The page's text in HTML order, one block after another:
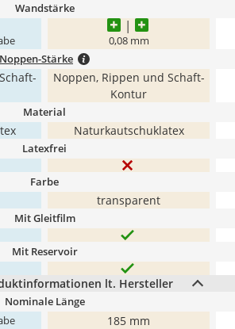
Wandstärke
0,08 mm
Noppen-Stärke
Noppen, Rippen und Schaft-
Kontur
Material
Naturkautschuklatex
Latexfrei
Farbe
transparent
Mit Gleitfilm
Mit Reservoir
lt. Hersteller
Nominale Länge
185 mm